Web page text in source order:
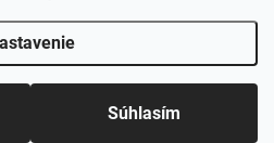
Súhlasím
Vytvoril Shoptet
. Všetky práva vyhradené.Upraviť